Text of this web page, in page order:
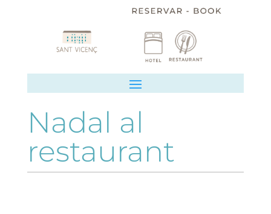
Nadal al
restaurant